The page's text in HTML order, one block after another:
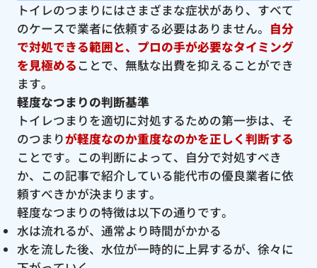
トイレのつまりにはさまざまな症状があり、すべて
のケースで業者に依頼する必要はありません。 自分
で対処できる範囲と、プロの手が必要なタイミング
を見極めることで、無駄な出費を抑えることができ
ます。
軽度なつまりの判断基準
トイレつまりを適切に対処するための第一歩は、そ
のつまりが軽度なのか重度なのかを正しく判断する
ことです。この判断によって、自分で対処すべき
か、この記事で紹介している能代市の優良業者に依
頼すべきかが決まります。
軽度なつまりの特徴は以下の通りです。
水は流れるが、通常より時間がかかる
水を流した後、水位が一時的に上昇するが、徐々に